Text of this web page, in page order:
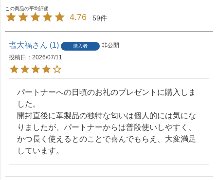
4.76 59
塩大福 1 購入者
非公開
投稿日
2026/07/11
パートナーへの日頃のお礼のプレゼントに購入しま
した。
開封直後に革製品の独特な匂いは個人的には気にな
りましたが、パートナーからは普段使いしやすく、
かつ長く使えるとのことで喜んでもらえ、大変満足
しています。